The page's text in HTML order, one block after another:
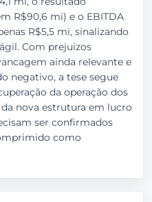
R$90,6 mi) e o EBITDA
R$5,5 mi, sinalizando
Com prejuízos
ainda relevante e
negativo, a tese segue
da operação dos
nova estrutura em lucro
ser confirmados
como